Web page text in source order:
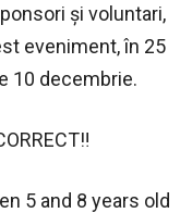
și voluntari,
eveniment, în 25
10 decembrie.
5 and 8 years old